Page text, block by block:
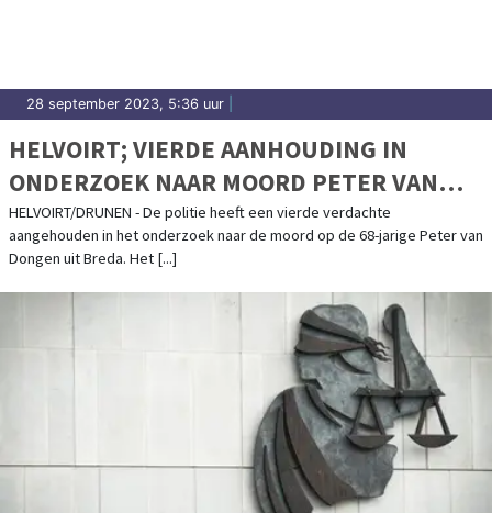
28 september 2023, 5:36 uur
HELVOIRT; VIERDE AANHOUDING IN
ONDERZOEK NAAR MOORD PETER VAN
DONGEN
HELVOIRT/DRUNEN - De politie heeft een vierde verdachte
aangehouden in het onderzoek naar de moord op de 68-jarige Peter van
Dongen uit Breda. Het [...]